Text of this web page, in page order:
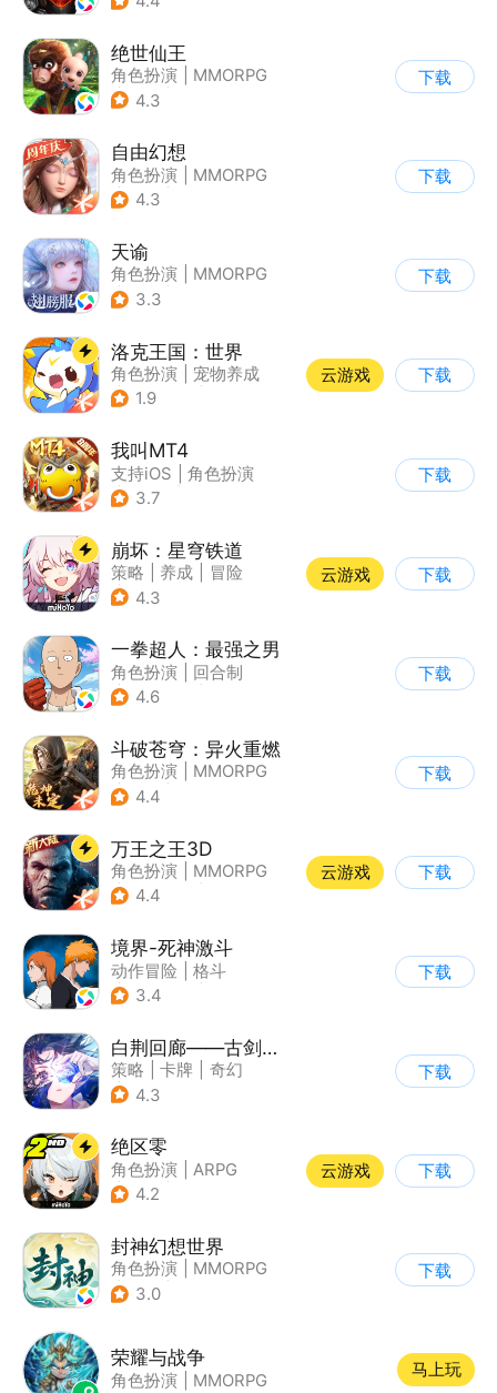
绝世仙王
角色扮演
MMORPG
| 神话
4.3
下载
自由幻想
角色扮演
MMORPG
| 仙侠
4.3
下载
天谕
角色扮演
MMORPG
| 奇幻
3.3
下载
洛克王国：世界
角色扮演
宠物养成
| 开放世界
1.9
云游戏 下载
我叫MT4
支持iOS
角色扮演
| ARPG
3.7
下载
崩坏：星穹铁道
策略 养成
冒险
| 崩坏
4.3
云游戏 下载
一拳超人：最强之男
角色扮演
回合制
| 动漫改编
4.6
下载
斗破苍穹：异火重燃
角色扮演
MMORPG
| 奇幻
4.4
下载
万王之王3D
角色扮演
MMORPG
| 万王之王
4.4
云游戏 下载
境界-死神激斗
动作冒险
格斗
| 动漫改编
3.4
下载
白荆回廊——古剑奇谭
策略 卡牌
奇幻
| 古剑奇谭
4.3
下载
绝区零
角色扮演
ARPG
| 冒险
4.2
云游戏 下载
封神幻想世界
角色扮演
MMORPG
| 奇幻
3.0
下载
荣耀与战争
角色扮演 MMORPG
马上玩